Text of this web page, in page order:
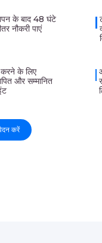
के बाद 48 घंटे
नौकरी पाएं
के लिए
और सम्मानित
करें